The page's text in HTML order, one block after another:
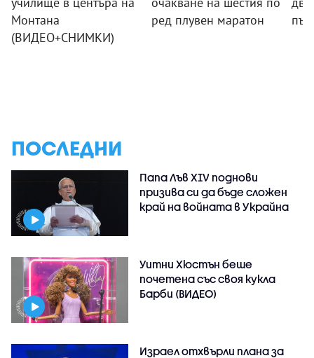
Монтана
(ВИДЕО+СНИМКИ)
ред плувен маратон
ПОСЛЕДНИ
Папа Лъв XIV поднови
призива си да бъде сложен
край на войната в Украйна
Уитни Хюстън беше
почетена със своя кукла
Барби (ВИДЕО)
Израел отхвърли плана за